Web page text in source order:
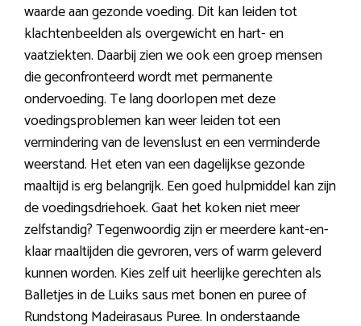
waarde aan gezonde voeding. Dit kan leiden tot
klachtenbeelden als overgewicht en hart- en
vaatziekten. Daarbij zien we ook een groep mensen
die geconfronteerd wordt met permanente
ondervoeding. Te lang doorlopen met deze
voedingsproblemen kan weer leiden tot een
vermindering van de levenslust en een verminderde
weerstand. Het eten van een dagelijkse gezonde
maaltijd is erg belangrijk. Een goed hulpmiddel kan zijn
de voedingsdriehoek. Gaat het koken niet meer
zelfstandig? Tegenwoordig zijn er meerdere kant-en-
klaar maaltijden die gevroren, vers of warm geleverd
kunnen worden. Kies zelf uit heerlijke gerechten als
Balletjes in de Luiks saus met bonen en puree of
Rundstong Madeirasaus Puree. In onderstaande